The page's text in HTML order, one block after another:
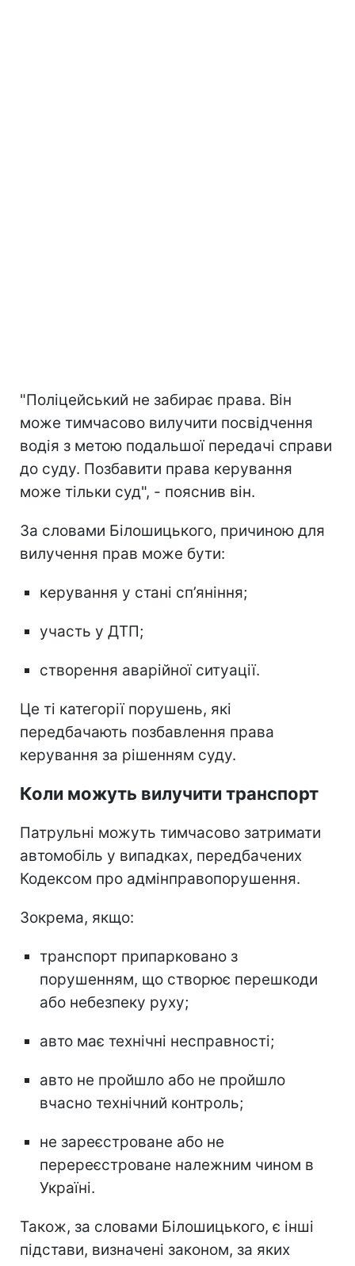
"Поліцейський не забирає права. Він
може тимчасово вилучити посвідчення
водія з метою подальшої передачі справи
до суду. Позбавити права керування
може тільки суд", - пояснив він.
За словами Білошицького, причиною для
вилучення прав може бути:
керування у стані сп’яніння;
участь у ДТП;
створення аварійної ситуації.
Це ті категорії порушень, які
передбачають позбавлення права
керування за рішенням суду.
Коли можуть вилучити транспорт
Патрульні можуть тимчасово затримати
автомобіль у випадках, передбачених
Кодексом про адмінправопорушення.
Зокрема, якщо:
транспорт припарковано з
порушенням, що створює перешкоди
або небезпеку руху;
авто має технічні несправності;
авто не пройшло або не пройшло
вчасно технічний контроль;
не зареєстроване або не
перереєстроване належним чином в
Україні.
Також, за словами Білошицького, є інші
підстави, визначені законом, за яких